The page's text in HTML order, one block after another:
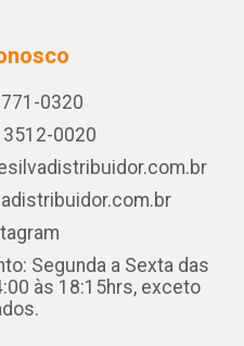
0320
3512-0020
Segunda a Sexta das
às 18:15hrs, exceto